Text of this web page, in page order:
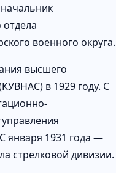
военного округа.
высшего
в 1929 году. С
января 1931 года —
стрелковой дивизии.